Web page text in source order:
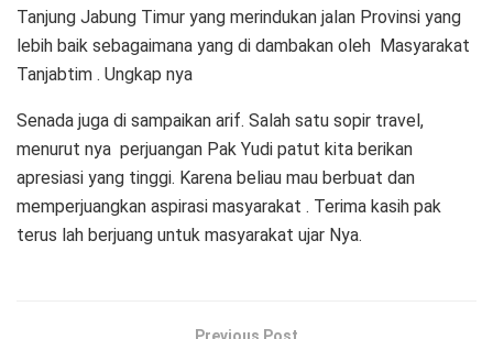
Tanjung Jabung Timur yang merindukan jalan Provinsi yang
lebih baik sebagaimana yang di dambakan oleh Masyarakat
Tanjabtim . Ungkap nya
Senada juga di sampaikan arif. Salah satu sopir travel,
menurut nya perjuangan Pak Yudi patut kita berikan
apresiasi yang tinggi. Karena beliau mau berbuat dan
memperjuangkan aspirasi masyarakat . Terima kasih pak
terus lah berjuang untuk masyarakat ujar Nya.
Previous Post